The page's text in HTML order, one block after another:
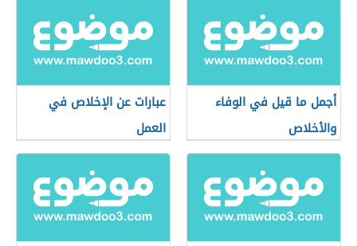
أجمل ما قيل في الوفاء
والأخلاص
عبارات عن الإخلاص في
العمل